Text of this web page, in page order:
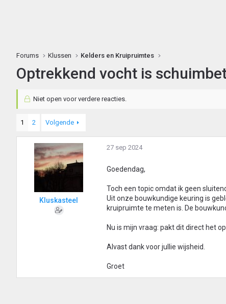
Forums Klussen Kelders en Kruipruimtes
Optrekkend vocht is
Niet open voor verdere reacties.
1 2 Volgende
Kluskasteel
27 sep 2024
Goedendag,
Toch een topic omdat ik geen
Uit onze bouwkundige keuring is
kruipruimte te meten is. De
Nu is mijn vraag: pakt dit direct het
Alvast dank voor jullie wijsheid.
Groet